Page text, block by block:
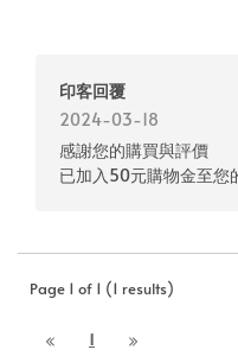
印客回覆
2024-03-18
感謝您的購買與評價
已加入50元購物金至您
Page 1 of 1 (1 results)
1